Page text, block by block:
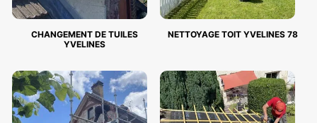
CHANGEMENT DE TUILES
YVELINES
NETTOYAGE TOIT YVELINES 78